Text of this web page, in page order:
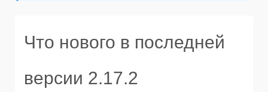
Что нового в последней
версии 2.17.2